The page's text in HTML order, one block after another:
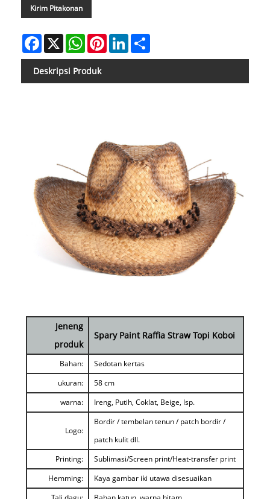
Kirim Pitakonan
Facebook
X WhatsAppPinterestLinkedIn
Deskripsi Produk
Jeneng
produk
Spary Paint Raffia Straw Topi Koboi
Bahan:
Sedotan kertas
ukuran:
58 cm
warna:
Ireng, Putih, Coklat, Beige, lsp.
Logo:
Bordir / tembelan tenun / patch bordir /
patch kulit dll.
Printing:
Sublimasi/Screen print/Heat-transfer print
Hemming:
Kaya gambar iki utawa disesuaikan